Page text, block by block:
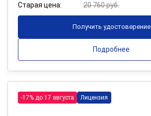
Старая цена:
20 760 руб.
Получить удостоверение
Подробнее
-17% до 17 августа Лицензия